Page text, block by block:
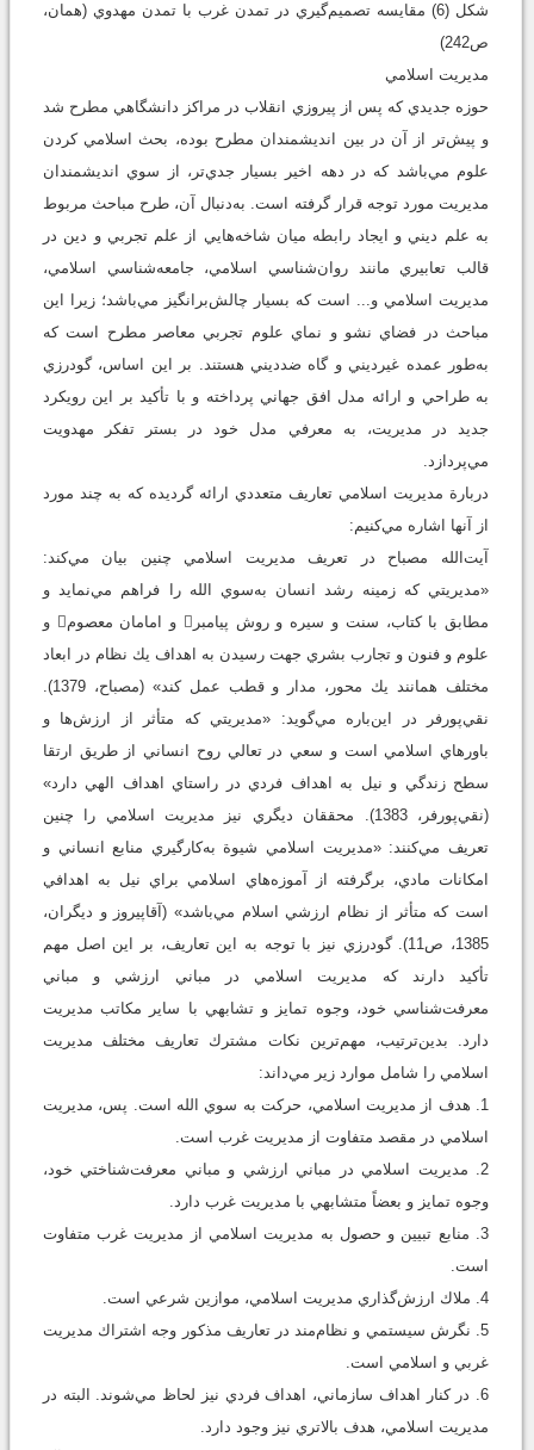
شكل (6) مقايسه تصميم‌گيري در تمدن غرب با تمدن مهدوي (همان،
ص242)
مديريت اسلامي
حوزه جديدي كه پس از پيروزي انقلاب در مراكز دانشگاهي مطرح شد
و پيش‌تر از آن در بين انديشمندان مطرح بوده، بحث اسلامي كردن
علوم مي‌باشد كه در دهه اخير بسيار جدي‌تر، از سوي انديشمندان
مديريت مورد توجه قرار گرفته است. به‌دنبال آن، طرح مباحث مربوط
به علم ديني و ايجاد رابطه ميان شاخه‌هايي از علم تجربي و دين در
قالب تعابيري مانند روان‌شناسي اسلامي، جامعه‌شناسي اسلامي،
مديريت اسلامي و... است كه بسيار چالش‌برانگيز مي‌باشد؛ زيرا اين
مباحث در فضاي نشو و نماي علوم تجربي معاصر مطرح است كه
به‌طور عمده غيرديني و گاه ضدديني هستند. بر اين اساس، گودرزي
به طراحي و ارائه مدل افق جهاني پرداخته و با تأكيد بر اين رويكرد
جديد در مديريت، به معرفي مدل خود در بستر تفكر مهدويت
مي‌پردازد.
دربارة مديريت اسلامي تعاريف متعددي ارائه گرديده كه به چند مورد
از آنها اشاره مي‌كنيم:
آيت‌الله مصباح در تعريف مديريت اسلامي چنين بيان مي‌‌كند:
«مديريتي كه زمينه رشد انسان به‌سوي الله را فراهم مي‌نمايد و
مطابق با كتاب، سنت و سيره و روش پيامبر و امامان معصوم و
علوم و فنون و تجارب بشري جهت رسيدن به اهداف يك نظام در ابعاد
مختلف همانند يك محور، مدار و قطب عمل كند» (مصباح، 1379).
نقي‌پورفر در اين‌باره مي‌گويد: «مديريتي كه متأثر از ارزش‌ها و
باورهاي اسلامي است و سعي در تعالي روح انساني از طريق ارتقا
سطح زندگي و نيل به اهداف فردي در راستاي اهداف الهي دارد»
(نقي‌پورفر، 1383). محققان ديگري نيز مديريت اسلامي را چنين
تعريف مي‌كنند: «مديريت اسلامي شيوة به‌كارگيري منابع انساني و
امكانات مادي، برگرفته از آموزه‌هاي اسلامي براي نيل به اهدافي
است كه متأثر از نظام ارزشي اسلام مي‌باشد» (آقاپيروز و ديگران،
1385، ص11). گودرزي نيز با توجه به اين تعاريف، بر اين اصل مهم
تأكيد دارند كه مديريت اسلامي در مباني ارزشي و مباني
معرفت‌شناسي خود، وجوه تمايز و تشابهي با ساير مكاتب مديريت
دارد. بدين‌ترتيب، مهم‌ترين نكات مشترك تعاريف مختلف مديريت
اسلامي را شامل موارد زير مي‌داند:
1. هدف از مديريت اسلامي، حركت به سوي الله است. پس، مديريت
اسلامي در مقصد متفاوت از مديريت غرب است.
2. مديريت اسلامي در مباني ارزشي و مباني معرفت‌شناختي خود،
وجوه تمايز و بعضاً متشابهي با مديريت غرب دارد.
3. منابع تبيين و حصول به مديريت اسلامي از مديريت غرب متفاوت
است.
4. ملاك ارزش‌گذاري مديريت اسلامي، موازين شرعي است.
5. نگرش سيستمي و نظام‌مند در تعاريف مذكور وجه اشتراك مديريت
غربي و اسلامي است.
6. در كنار اهداف سازماني، اهداف فردي نيز لحاظ مي‌شوند. البته در
مديريت اسلامي، هدف بالاتري نيز وجود دارد.